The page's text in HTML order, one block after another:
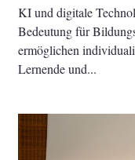
KI und digitale
Bedeutung für
ermöglichen
Lernende und